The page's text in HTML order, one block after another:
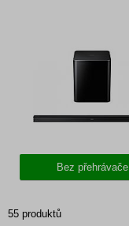
Bez přehrávače
55 produktů